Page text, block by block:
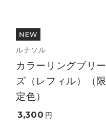
ルナソル
カラーリングブリー
ズ（レフィル）（限
定色）
3,300 円